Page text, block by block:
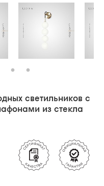
светильников с
из стекла